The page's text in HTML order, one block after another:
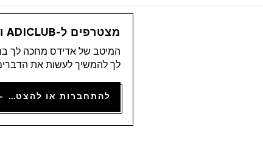
מצטרפים ל-ADICLUB ונהנים ממגוון הטבות
המיטב של אדידס מחכה לך
לך להמשיך לעשות את
להתחברות או להצטרפות